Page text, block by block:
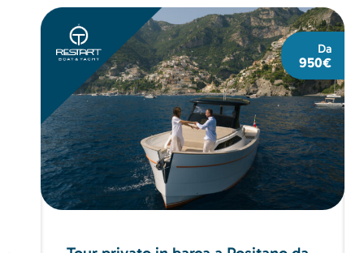
Da
950€